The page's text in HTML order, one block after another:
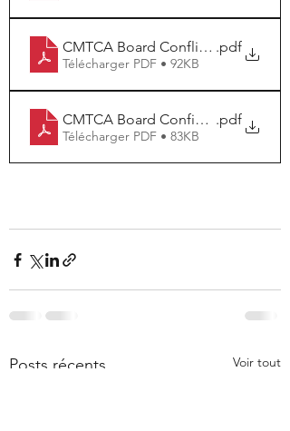
CMTCA Board Conflict of interest
.pdf
Télécharger PDF • 92KB
CMTCA Board Confidentiality
.pdf
Télécharger PDF • 83KB
Posts récents Voir tout